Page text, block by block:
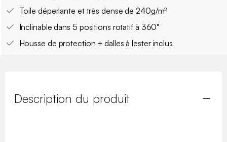
Toile déperlante et très dense de 240g/m²
Inclinable dans 5 positions rotatif à 360°
Housse de protection + dalles à lester inclus
Description du produit